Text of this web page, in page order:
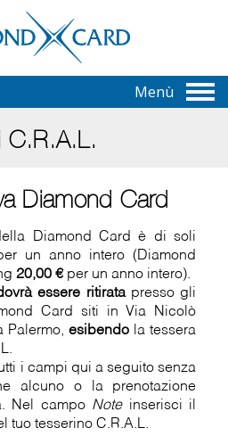
Menù
C.R.A.L.
Diamond Card
Diamond Card è di soli
un anno intero (Diamond
20,00 €per un anno intero).
essere ritiratapresso gli
Card siti in Via Nicolò
Palermo, esibendola tessera
i campi qui a seguito senza
alcuno o la prenotazione
Nel campo Noteinserisci il
tuo tesserino C.R.A.L.